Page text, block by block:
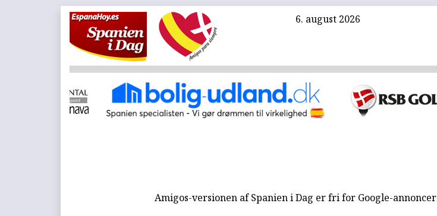
6. august 2026
Amigos-versionen af Spanien i Dag er fri for Google-annoncer